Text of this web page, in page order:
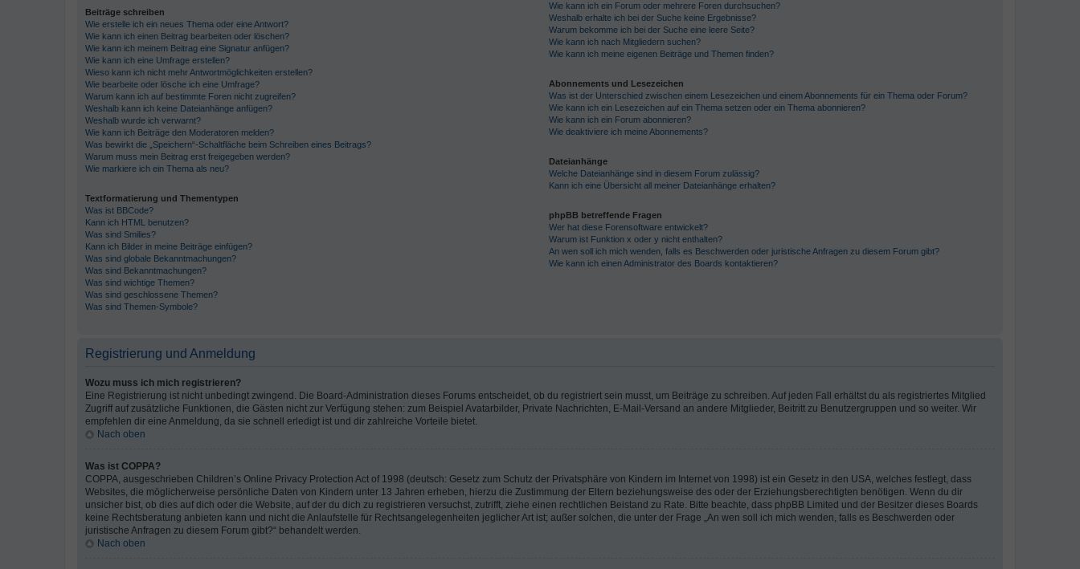
Beiträge schreiben
Wie erstelle ich ein neues Thema oder eine Antwort?
Wie kann ich einen Beitrag bearbeiten oder löschen?
Wie kann ich meinem Beitrag eine Signatur anfügen?
Wie kann ich eine Umfrage erstellen?
Wieso kann ich nicht mehr Antwortmöglichkeiten erstellen?
Wie bearbeite oder lösche ich eine Umfrage?
Warum kann ich auf bestimmte Foren nicht zugreifen?
Weshalb kann ich keine Dateianhänge anfügen?
Weshalb wurde ich verwarnt?
Wie kann ich Beiträge den Moderatoren melden?
Was bewirkt die „Speichern“-Schaltfläche beim Schreiben eines Beitrags?
Warum muss mein Beitrag erst freigegeben werden?
Wie markiere ich ein Thema als neu?
Textformatierung und Thementypen
Was ist BBCode?
Kann ich HTML benutzen?
Was sind Smilies?
Kann ich Bilder in meine Beiträge einfügen?
Was sind globale Bekanntmachungen?
Was sind Bekanntmachungen?
Was sind wichtige Themen?
Was sind geschlossene Themen?
Was sind Themen-Symbole?
Wie kann ich ein Forum oder mehrere Foren durchsuchen?
Weshalb erhalte ich bei der Suche keine Ergebnisse?
Warum bekomme ich bei der Suche eine leere Seite?
Wie kann ich nach Mitgliedern suchen?
Wie kann ich meine eigenen Beiträge und Themen finden?
Abonnements und Lesezeichen
Was ist der Unterschied zwischen einem Lesezeichen und einem Abonnements für ein Thema oder Forum?
Wie kann ich ein Lesezeichen auf ein Thema setzen oder ein Thema abonnieren?
Wie kann ich ein Forum abonnieren?
Wie deaktiviere ich meine Abonnements?
Dateianhänge
Welche Dateianhänge sind in diesem Forum zulässig?
Kann ich eine Übersicht all meiner Dateianhänge erhalten?
phpBB betreffende Fragen
Wer hat diese Forensoftware entwickelt?
Warum ist Funktion x oder y nicht enthalten?
An wen soll ich mich wenden, falls es Beschwerden oder juristische Anfragen zu diesem Forum gibt?
Wie kann ich einen Administrator des Boards kontaktieren?
Registrierung und Anmeldung
Wozu muss ich mich registrieren?
Eine Registrierung ist nicht unbedingt zwingend. Die Board-Administration dieses Forums entscheidet, ob du registriert sein musst, um Beiträge zu schreiben. Auf jeden Fall erhältst du als registriertes Mitglied
Zugriff auf zusätzliche Funktionen, die Gästen nicht zur Verfügung stehen: zum Beispiel Avatarbilder, Private Nachrichten, E-Mail-Versand an andere Mitglieder, Beitritt zu Benutzergruppen und so weiter. Wir
empfehlen dir eine Anmeldung, da sie schnell erledigt ist und dir zahlreiche Vorteile bietet.
Nach oben
Was ist COPPA?
COPPA, ausgeschrieben Children’s Online Privacy Protection Act of 1998 (deutsch: Gesetz zum Schutz der Privatsphäre von Kindern im Internet von 1998) ist ein Gesetz in den USA, welches festlegt, dass
Websites, die möglicherweise persönliche Daten von Kindern unter 13 Jahren erheben, hierzu die Zustimmung der Eltern beziehungsweise des oder der Erziehungsberechtigten benötigen. Wenn du dir
unsicher bist, ob dies auf dich oder die Website, auf der du dich zu registrieren versuchst, zutrifft, ziehe einen rechtlichen Beistand zu Rate. Bitte beachte, dass phpBB Limited und der Besitzer dieses Boards
keine Rechtsberatung anbieten kann und nicht die Anlaufstelle für Rechtsangelegenheiten jeglicher Art ist; außer solchen, die unter der Frage „An wen soll ich mich wenden, falls es Beschwerden oder
juristische Anfragen zu diesem Forum gibt?“ behandelt werden.
Nach oben